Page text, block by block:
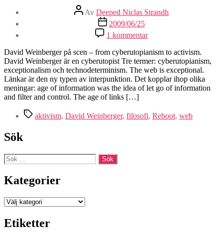
Inläggsförfattare
Av Deeped Niclas Strandh
Inläggsdatum
2009/06/25
1 kommentartill
Reboot
#David
Weinberger
David Weinberger på scen – from cyberutopianism to activism.
David Weinberger är en cyberutopist Tre termer: cyberutopianism,
exceptionalism och technodeterminism. The web is exceptional.
Länkar är den ny typen av interpunktion. Det kopplar ihop olika
meningar: age of information was the idea of let go of information
and filter and control. The age of links […]
Etiketter
aktivism, David Weinberger, filosofi, Reboot, web
Sök
Sök
efter:
Kategorier
Kategorier
Etiketter